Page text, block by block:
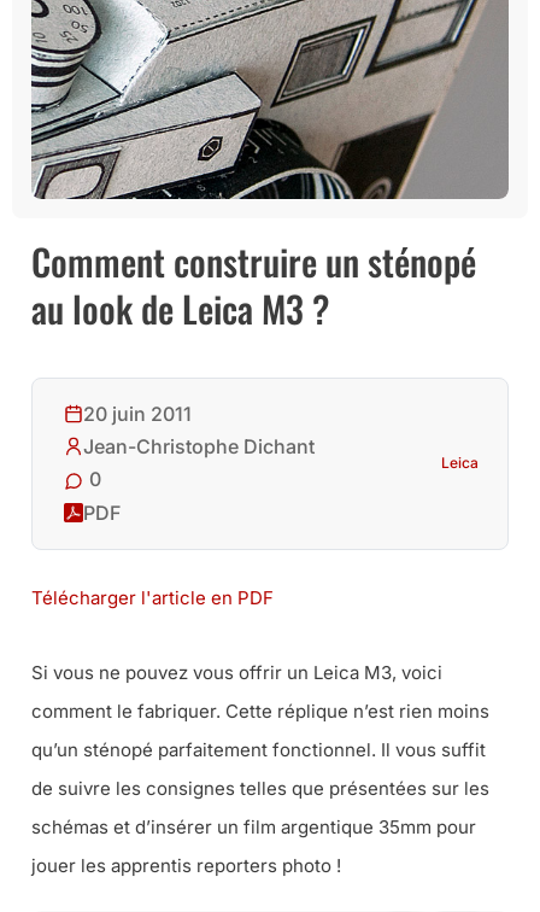
Comment construire un sténopé
au look de Leica M3 ?
20 juin 2011
Jean-Christophe Dichant
0
PDF
Leica
Télécharger l'article en PDF
Si vous ne pouvez vous offrir un Leica M3, voici
comment le fabriquer. Cette réplique n’est rien moins
qu’un sténopé parfaitement fonctionnel. Il vous suffit
de suivre les consignes telles que présentées sur les
schémas et d’insérer un film argentique 35mm pour
jouer les apprentis reporters photo !